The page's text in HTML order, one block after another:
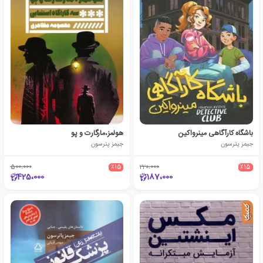
باشگاه کارآگاهی مینرواکین
جیمز پترسون
٪15 220،000
187،000
هولمز،مارگارت و پو
جیمز پترسون
٪15 500،000
425،000